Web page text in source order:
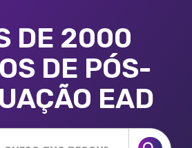
DE 2000
DE PÓS-
EAD